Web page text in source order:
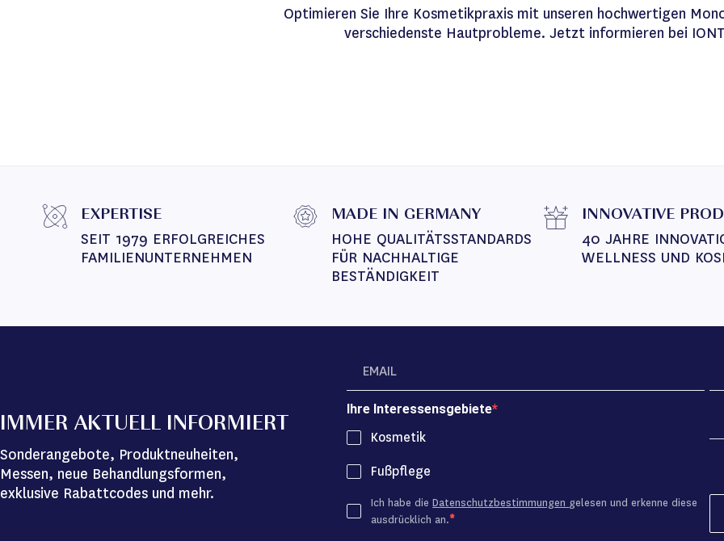
Optimieren Sie Ihre Kosmetikpraxis mit unseren hochwertigen
verschiedenste Hautprobleme. Jetzt informieren bei
EXPERTISE
SEIT 1979 ERFOLGREICHES
FAMILIENUNTERNEHMEN
MADE IN GERMANY
HOHE QUALITÄTSSTANDARDS
FÜR NACHHALTIGE
BESTÄNDIGKEIT
INNOVATIVE
40 JAHRE
WELLNESS UND
IMMER AKTUELL INFORMIERT
Sonderangebote, Produktneuheiten,
Messen, neue Behandlungsformen,
exklusive Rabattcodes und mehr.
Ihre Interessensgebiete
Kosmetik
Fußpflege
Ich habe dieDatenschutzbestimmungen gelesen und erkenne diese
ausdrücklich an.